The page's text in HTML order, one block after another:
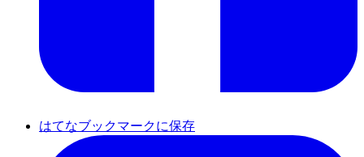
はてなブックマークに保存